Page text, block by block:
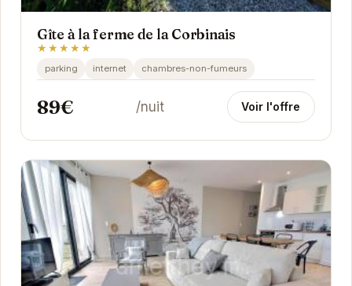
Gîte à la ferme de la Corbinais
★★★★★
parking internet chambres-non-fumeurs
89€ /nuit Voir l'offre